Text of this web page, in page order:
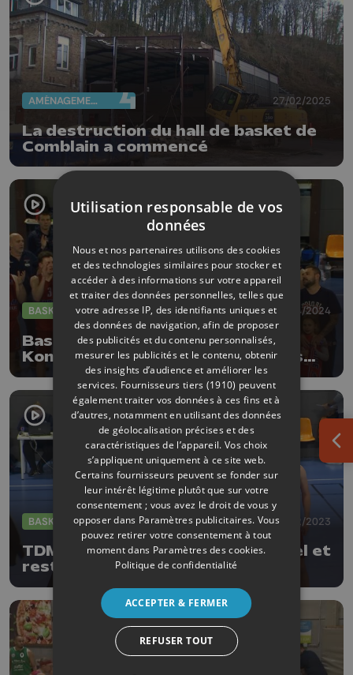
AMÉNAGEMENT DU TERRITOIRE 27/02/2025
La destruction du hall de basket de
Comblain a commencé
BASKET 17/04/2024
Basket (TDM1) : Comblain écarte
Kontich et file en demi-finale des
play-offs !
BASKET 17/12/2023
TDM1 : Comblain renverse Lommel et
reste leader de sa poule
Utilisation responsable de vos
données
Nous et nos partenaires utilisons des cookies
et des technologies similaires pour stocker et
accéder à des informations sur votre appareil
et traiter des données personnelles, telles que
votre adresse IP, des identifiants uniques et
des données de navigation, afin de proposer
des publicités et du contenu personnalisés,
mesurer les publicités et le contenu, obtenir
des insights d’audience et améliorer les
services. Fournisseurs tiers (1910) peuvent
également traiter vos données à ces fins et à
d’autres, notamment en utilisant des données
de géolocalisation précises et des
caractéristiques de l’appareil. Vos choix
s’appliquent uniquement à ce site web.
Certains fournisseurs peuvent se fonder sur
leur intérêt légitime plutôt que sur votre
consentement ; vous avez le droit de vous y
opposer dans Paramètres publicitaires. Vous
pouvez retirer votre consentement à tout
moment dans Paramètres des cookies.
Politique de confidentialité
ACCEPTER & FERMER
REFUSER TOUT